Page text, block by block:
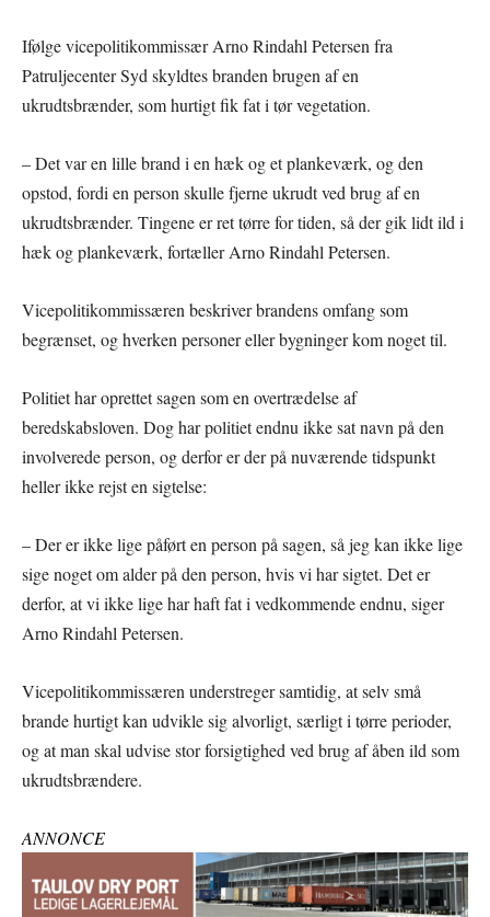
Ifølge vicepolitikommissær Arno Rindahl Petersen fra
Patruljecenter Syd skyldtes branden brugen af en
ukrudtsbrænder, som hurtigt fik fat i tør vegetation.
– Det var en lille brand i en hæk og et plankeværk, og den
opstod, fordi en person skulle fjerne ukrudt ved brug af en
ukrudtsbrænder. Tingene er ret tørre for tiden, så der gik lidt ild i
hæk og plankeværk, fortæller Arno Rindahl Petersen.
Vicepolitikommissæren beskriver brandens omfang som
begrænset, og hverken personer eller bygninger kom noget til.
Politiet har oprettet sagen som en overtrædelse af
beredskabsloven. Dog har politiet endnu ikke sat navn på den
involverede person, og derfor er der på nuværende tidspunkt
heller ikke rejst en sigtelse:
– Der er ikke lige påført en person på sagen, så jeg kan ikke lige
sige noget om alder på den person, hvis vi har sigtet. Det er
derfor, at vi ikke lige har haft fat i vedkommende endnu, siger
Arno Rindahl Petersen.
Vicepolitikommissæren understreger samtidig, at selv små
brande hurtigt kan udvikle sig alvorligt, særligt i tørre perioder,
og at man skal udvise stor forsigtighed ved brug af åben ild som
ukrudtsbrændere.
ANNONCE